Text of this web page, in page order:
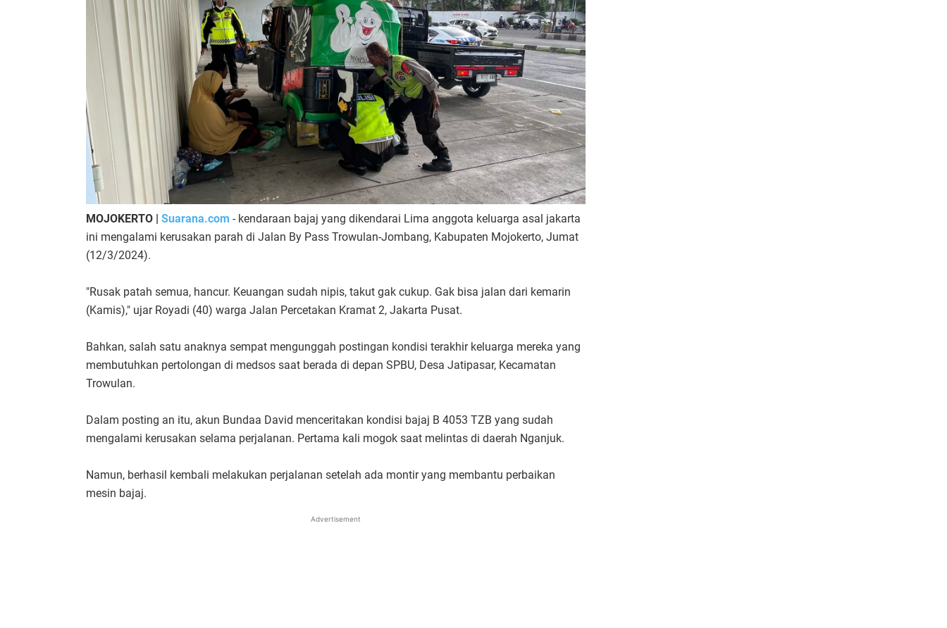
MOJOKERTO | Suarana.com - kendaraan bajaj yang dikendarai Lima anggota keluarga asal jakarta
ini mengalami kerusakan parah di Jalan By Pass Trowulan-Jombang, Kabupaten Mojokerto, Jumat
(12/3/2024).
"Rusak patah semua, hancur. Keuangan sudah nipis, takut gak cukup. Gak bisa jalan dari kemarin
(Kamis)," ujar Royadi (40) warga Jalan Percetakan Kramat 2, Jakarta Pusat.
Bahkan, salah satu anaknya sempat mengunggah postingan kondisi terakhir keluarga mereka yang
membutuhkan pertolongan di medsos saat berada di depan SPBU, Desa Jatipasar, Kecamatan
Trowulan.
Dalam posting an itu, akun Bundaa David menceritakan kondisi bajaj B 4053 TZB yang sudah
mengalami kerusakan selama perjalanan. Pertama kali mogok saat melintas di daerah Nganjuk.
Namun, berhasil kembali melakukan perjalanan setelah ada montir yang membantu perbaikan
mesin bajaj.
Advertisement